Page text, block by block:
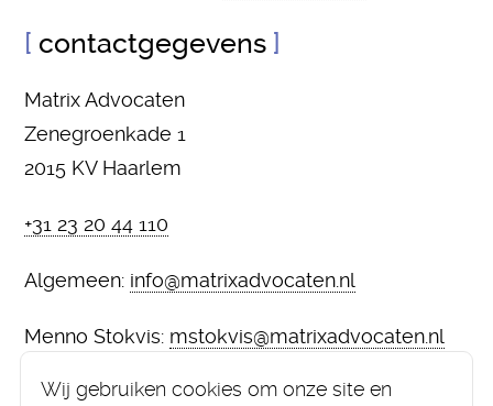
contactgegevens
Matrix Advocaten
Zenegroenkade 1
2015 KV Haarlem
+31 23 20 44 110
Algemeen: info@matrixadvocaten.nl
Menno Stokvis: mstokvis@matrixadvocaten.nl
Marcus Vermeij:mvermeij@matrixadvocaten.nl